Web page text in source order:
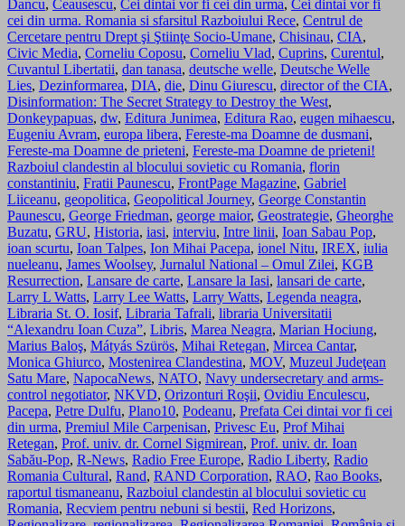
Dancu, Ceausescu, Cei dintai vor fi cei din urma, Cei dintai vor fi
cei din urma. Romania si sfarsitul Razboiului Rece, Centrul de
Cercetare pentru Drept şi Ştiinţe Socio-Umane, Chisinau, CIA,
Civic Media, Corneliu Coposu, Corneliu Vlad, Cuprins, Curentul,
Cuvantul Libertatii, dan tanasa, deutsche welle, Deutsche Welle
Lies, Dezinformarea, DIA, die, Dinu Giurescu, director of the CIA,
Disinformation: The Secret Strategy to Destroy the West,
Donkeypapuas, dw, Editura Junimea, Editura Rao, eugen mihaescu,
Eugeniu Avram, europa libera, Fereste-ma Doamne de dusmani,
Fereste-ma Doamne de prieteni, Fereste-ma Doamne de prieteni!
Razboiul clandestin al blocului sovietic cu Romania, florin
constantiniu, Fratii Paunescu, FrontPage Magazine, Gabriel
Liiceanu, geopolitica, Geopolitical Journey, George Constantin
Paunescu, George Friedman, george maior, Geostrategie, Gheorghe
Buzatu, GRU, Historia, iasi, interviu, Intre linii, Ioan Sabau Pop,
ioan scurtu, Ioan Talpes, Ion Mihai Pacepa, ionel Nitu, IREX, iulia
nueleanu, James Woolsey, Jurnalul National – Omul Zilei, KGB
Resurrection, Lansare de carte, Lansare la Iasi, lansari de carte,
Larry L Watts, Larry Lee Watts, Larry Watts, Legenda neagra,
Libraria St. O. Iosif, Libraria Tafrali, libraria Universitatii
“Alexandru Ioan Cuza”, Libris, Marea Neagra, Marian Hociung,
Marius Baloş, Mátyás Szürös, Mihai Retegan, Mircea Cantar,
Monica Ghiurco, Mostenirea Clandestina, MOV, Muzeul Judeţean
Satu Mare, NapocaNews, NATO, Navy undersecretary and arms-
control negotiator, NKVD, Orizonturi Roşii, Ovidiu Enculescu,
Pacepa, Petre Dulfu, Plano10, Podeanu, Prefata Cei dintai vor fi cei
din urma, Premiul Mile Carpenisan, Privesc Eu, Prof Mihai
Retegan, Prof. univ. dr. Cornel Sigmirean, Prof. univ. dr. Ioan
Sabău-Pop, R-News, Radio Free Europe, Radio Liberty, Radio
Romania Cultural, Rand, RAND Corporation, RAO, Rao Books,
raportul tismaneanu, Razboiul clandestin al blocului sovietic cu
Romania, Recviem pentru nebuni si bestii, Red Horizons,